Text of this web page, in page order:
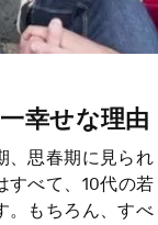
幸せな理由
、思春期に見られ
すべて、10代の若
。もちろん、すべ